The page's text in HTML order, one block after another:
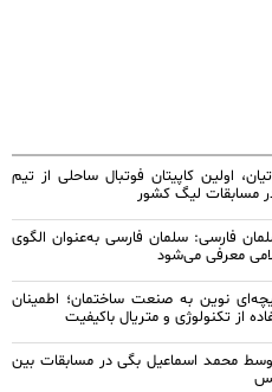
اولین کاپیتان فوتبال ساحلی از تیم
مسابقات لیگ کشور
فارسی: سلمان فارسی به‌عنوان الگوی
معرفی می‌شود
نوین به صنعت ساختمان؛ اطمینان
از تکنولوژی و متریال باکیفیت
محمد اسماعیل بگی در مسابقات بین